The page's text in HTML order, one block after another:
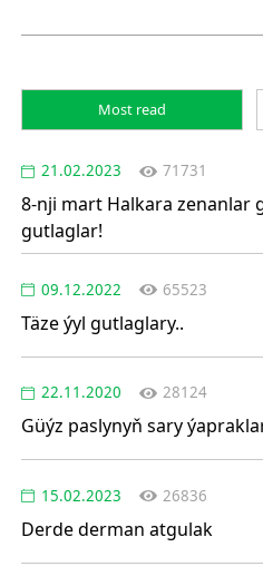
Most read
21.02.2023 71731
8-nji mart Halkara zenanlar
gutlaglar!
09.12.2022 65523
Täze ýyl gutlaglary..
22.11.2020 28124
Güýz paslynyň sary
15.02.2023 26836
Derde derman atgulak